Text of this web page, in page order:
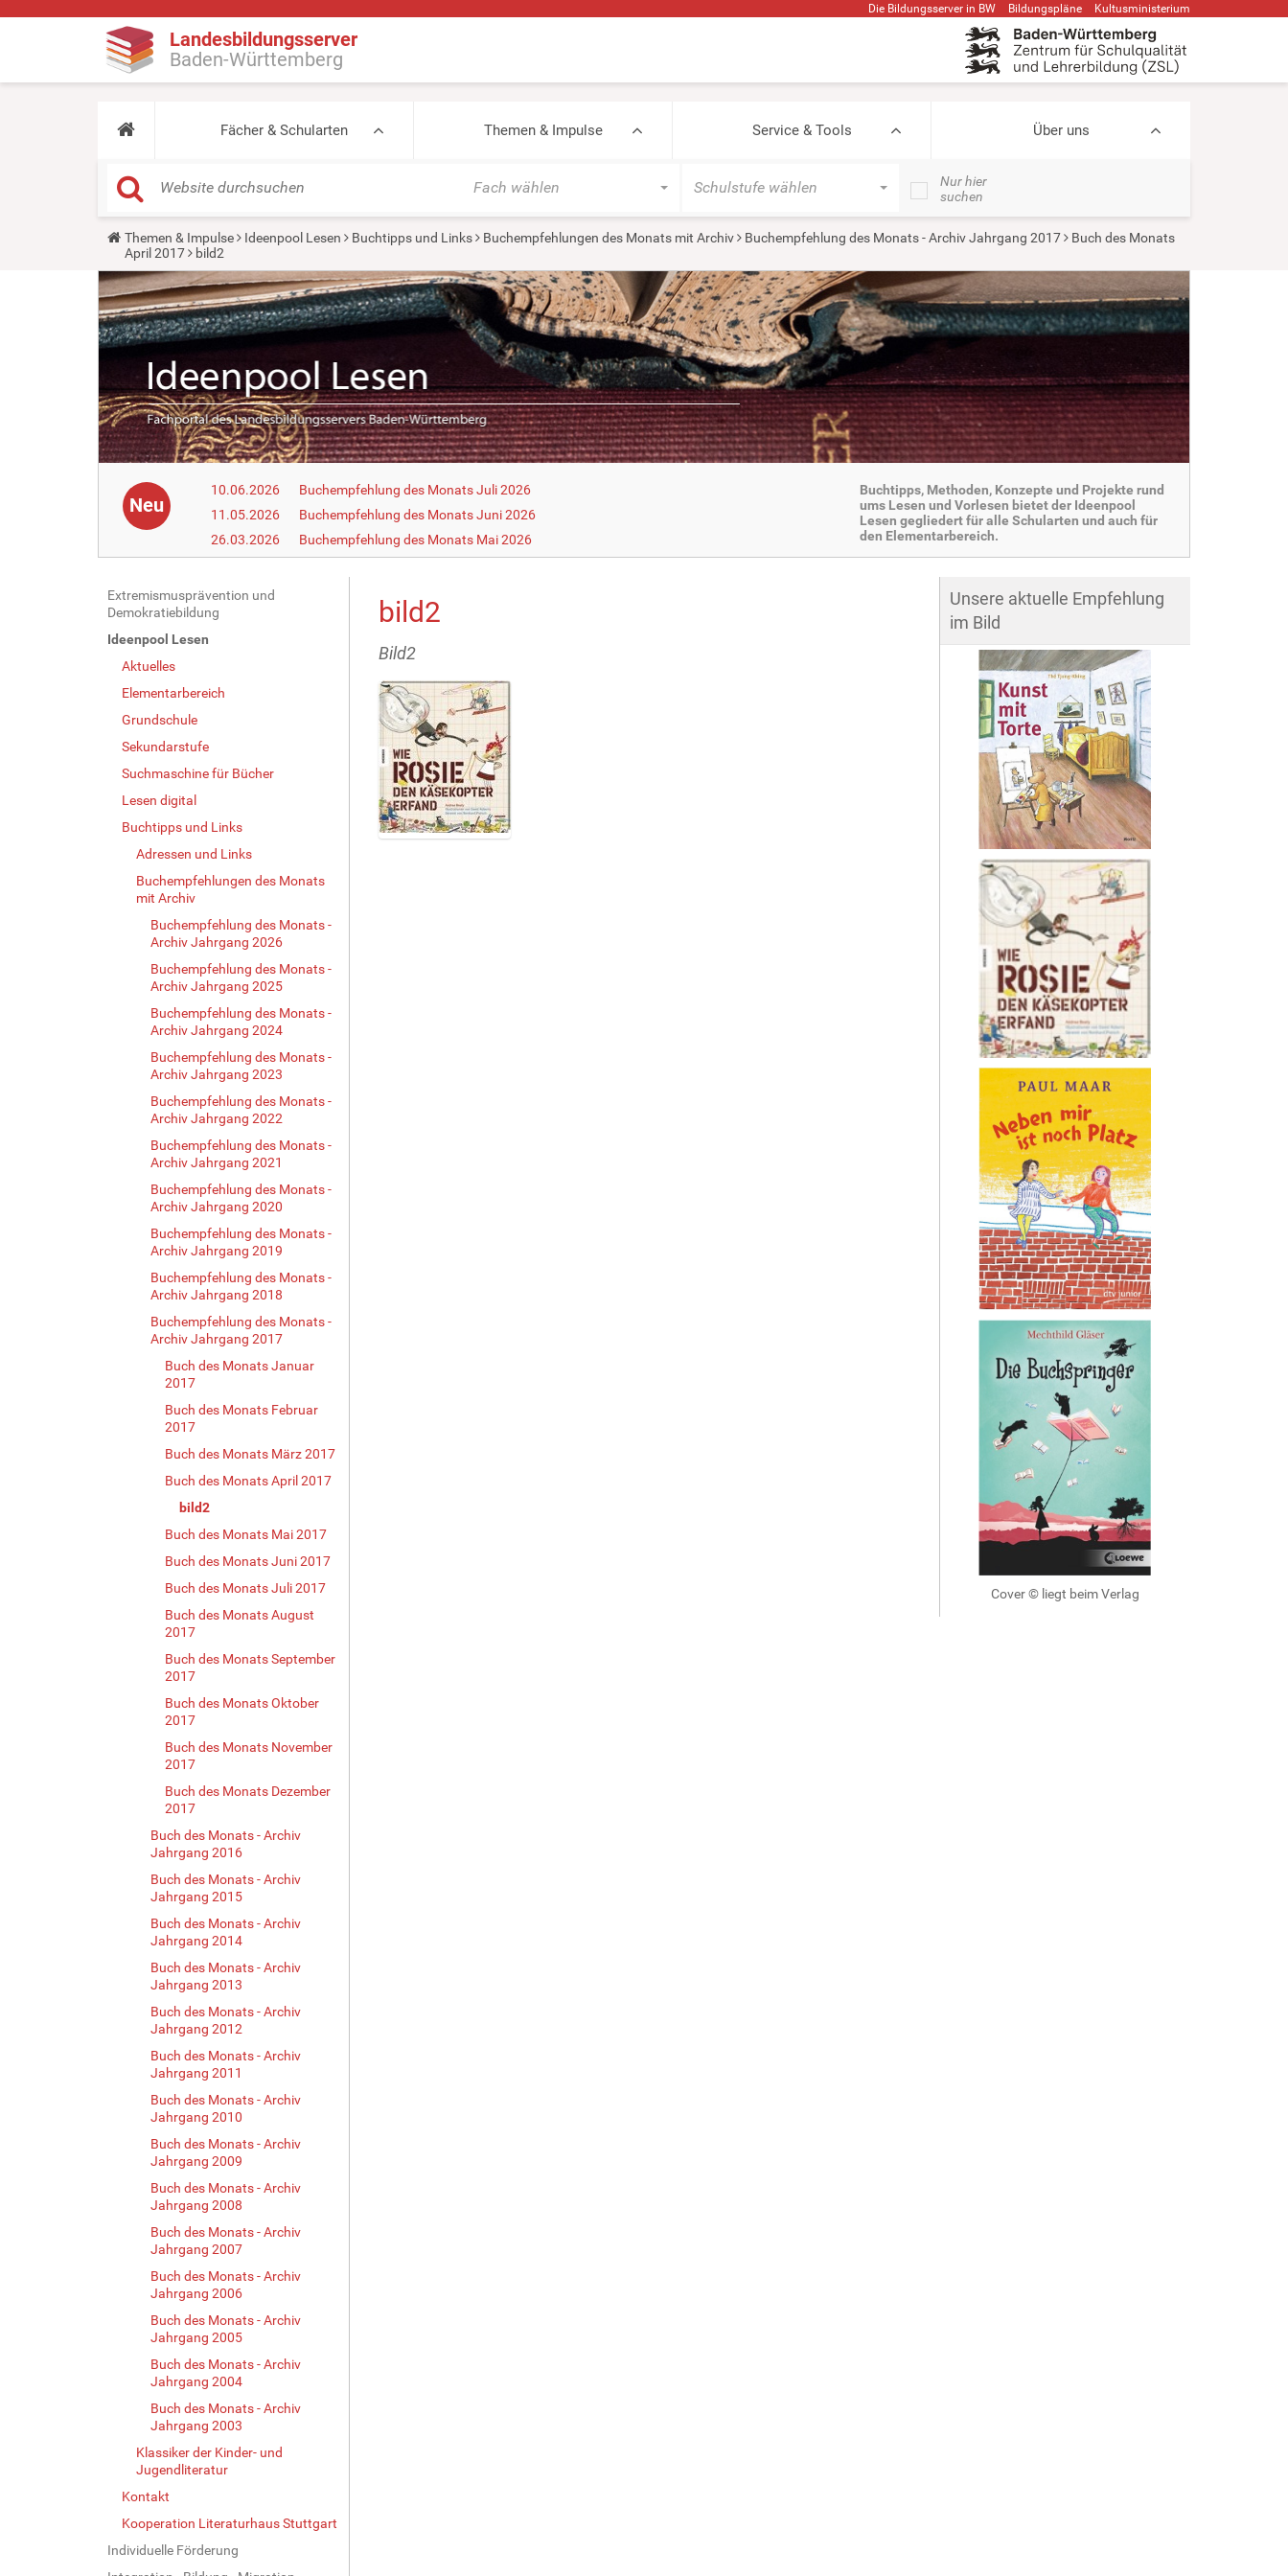
Die Bildungsserver in BW Bildungspläne Kultusministerium
Landesbildungsserver
Baden-Württemberg
Fächer & Schularten Themen & Impulse Service & Tools Über uns
Fach wählen Schulstufe wählen
Nur hier
suchen
Y
u
a
r
e
h
e
:
Themen & Impulse Ideenpool Lesen Buchtipps und Links Buchempfehlungen des Monats mit Archiv Buchempfehlung des Monats - Archiv Jahrgang 2017
Buch des Monats
April 2017
bild2
Neu
10.06.2026
Buchempfehlung des Monats Juli 2026
11.05.2026
Buchempfehlung des Monats Juni 2026
26.03.2026
Buchempfehlung des Monats Mai 2026
Buchtipps, Methoden, Konzepte und Projekte rund
ums Lesen und Vorlesen bietet der Ideenpool
Lesen gegliedert für alle Schularten und auch für
den Elementarbereich.
N
a
v
Extremismusprävention und
Demokratiebildung
Ideenpool Lesen
Aktuelles
Elementarbereich
Grundschule
Sekundarstufe
Suchmaschine für Bücher
Lesen digital
Buchtipps und Links
Adressen und Links
Buchempfehlungen des Monats
mit Archiv
Buchempfehlung des Monats -
Archiv Jahrgang 2026
Buchempfehlung des Monats -
Archiv Jahrgang 2025
Buchempfehlung des Monats -
Archiv Jahrgang 2024
Buchempfehlung des Monats -
Archiv Jahrgang 2023
Buchempfehlung des Monats -
Archiv Jahrgang 2022
Buchempfehlung des Monats -
Archiv Jahrgang 2021
Buchempfehlung des Monats -
Archiv Jahrgang 2020
Buchempfehlung des Monats -
Archiv Jahrgang 2019
Buchempfehlung des Monats -
Archiv Jahrgang 2018
Buchempfehlung des Monats -
Archiv Jahrgang 2017
Buch des Monats Januar
2017
Buch des Monats Februar
2017
Buch des Monats März 2017
Buch des Monats April 2017
bild2
Buch des Monats Mai 2017
Buch des Monats Juni 2017
Buch des Monats Juli 2017
Buch des Monats August
2017
Buch des Monats September
2017
Buch des Monats Oktober
2017
Buch des Monats November
2017
Buch des Monats Dezember
2017
Buch des Monats - Archiv
Jahrgang 2016
Buch des Monats - Archiv
Jahrgang 2015
Buch des Monats - Archiv
Jahrgang 2014
Buch des Monats - Archiv
Jahrgang 2013
Buch des Monats - Archiv
Jahrgang 2012
Buch des Monats - Archiv
Jahrgang 2011
Buch des Monats - Archiv
Jahrgang 2010
Buch des Monats - Archiv
Jahrgang 2009
Buch des Monats - Archiv
Jahrgang 2008
Buch des Monats - Archiv
Jahrgang 2007
Buch des Monats - Archiv
Jahrgang 2006
Buch des Monats - Archiv
Jahrgang 2005
Buch des Monats - Archiv
Jahrgang 2004
Buch des Monats - Archiv
Jahrgang 2003
Klassiker der Kinder- und
Jugendliteratur
Kontakt
Kooperation Literaturhaus Stuttgart
Individuelle Förderung
bild2
Bild2
Unsere aktuelle Empfehlung
im Bild
Cover © liegt beim Verlag